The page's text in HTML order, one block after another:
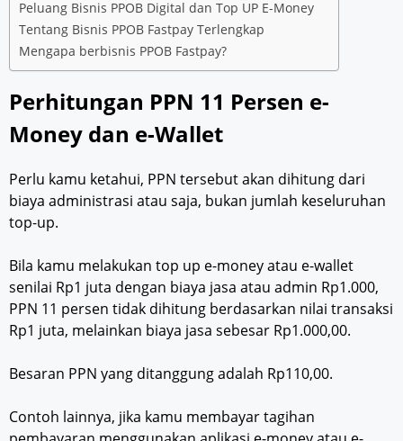
Peluang Bisnis PPOB Digital dan Top UP E-Money
Tentang Bisnis PPOB Fastpay Terlengkap
Mengapa berbisnis PPOB Fastpay?
Perhitungan PPN 11 Persen e-
Money dan e-Wallet
Perlu kamu ketahui, PPN tersebut akan dihitung dari
biaya administrasi atau saja, bukan jumlah keseluruhan
top-up.
Bila kamu melakukan top up e-money atau e-wallet
senilai Rp1 juta dengan biaya jasa atau admin Rp1.000,
PPN 11 persen tidak dihitung berdasarkan nilai transaksi
Rp1 juta, melainkan biaya jasa sebesar Rp1.000,00.
Besaran PPN yang ditanggung adalah Rp110,00.
Contoh lainnya, jika kamu membayar tagihan